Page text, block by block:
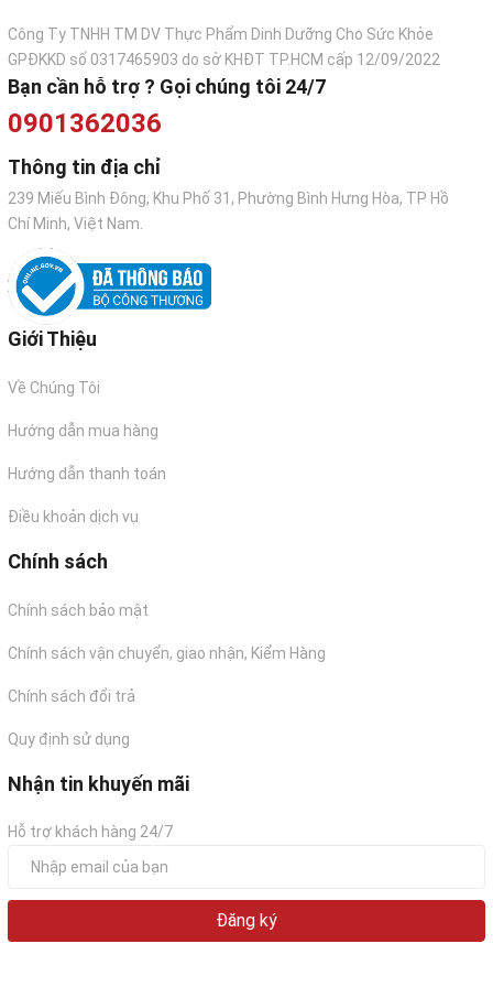
10 loại ung thư phổ biến tại Việt Nam 2020
CƠ CHẾ HOẠT ĐỘNG CỦA FUCOIDAN ĐỐI VỚI
UNG THƯ
Cơ chế Apoptosis của Fucoidan
và cơ thể:
Kích hoạt chu trình tự chết của tế bào ung thư:
bình thường. Vì vậy, khối ung thư không thể phát
triển lớn hơn.
Bao vây:
chặn sự hình thành mạch máu mới quanh tế bào
này. Đây được xem như cách để "cắt" nguồn
trí khác trong cơ thể.
Tăng cường hệ miễn dịch:Fucoidan chứa rất
Công Ty TNHH TM DV Thực Phẩm Dinh Dưỡng Cho Sức Khỏe
GPĐKKD số 0317465903 do sở KHĐT TP.HCM cấp 12/09/2022
Bạn cần hỗ trợ ? Gọi chúng tôi 24/7
0901362036
Thông tin địa chỉ
239 Miếu Bình Đông, Khu Phố 31, Phường Bình Hưng Hòa, TP Hồ
Chí Minh, Việt Nam.
Giới Thiệu
Về Chúng Tôi
Hướng dẫn mua hàng
Hướng dẫn thanh toán
Điều khoản dịch vụ
Chính sách
Chính sách bảo mật
Chính sách vận chuyển, giao nhận, Kiểm Hàng
Chính sách đổi trả
Quy định sử dụng
Nhận tin khuyến mãi
Hỗ trợ khách hàng 24/7
Đăng ký